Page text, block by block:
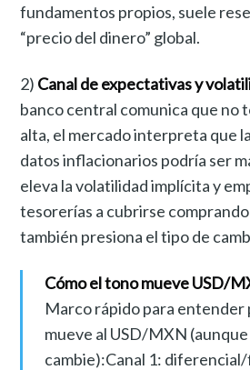
fundamentos propios, suele
“precio del dinero” global.
2) Canal de expectativas y
banco central comunica que no
alta, el mercado interpreta que
datos inflacionarios podría ser
eleva la volatilidad implícita y
tesorerías a cubrirse
también presiona el tipo de
Cómo el tono mueve USD/
Marco rápido para entender
mueve al USD/MXN (aunque
cambie):Canal 1: